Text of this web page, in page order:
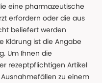
eine pharmazeutische
erfordern oder die aus
beliefert werden
Klärung ist die Angabe
Um Ihnen die
rezeptpflichtigen Artikel
zu einem